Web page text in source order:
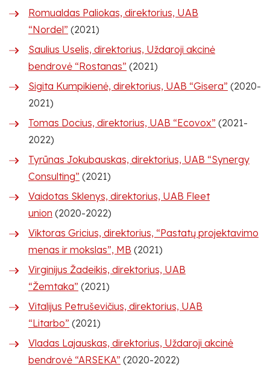
Romualdas Paliokas, direktorius, UAB
“Nordel” (2021)
Saulius Uselis, direktorius, Uždaroji akcinė
bendrovė “Rostanas” (2021)
Sigita Kumpikienė, direktorius, UAB “Gisera” (2020-
2021)
Tomas Docius, direktorius, UAB “Ecovox” (2021-
2022)
Tyrūnas Jokubauskas, direktorius, UAB “Synergy
Consulting” (2021)
Vaidotas Sklenys, direktorius, UAB Fleet
union (2020-2022)
Viktoras Gricius, direktorius, “Pastatų projektavimo
menas ir mokslas”, MB (2021)
Virginijus Žadeikis, direktorius, UAB
“Žemtaka” (2021)
Vitalijus Petruševičius, direktorius, UAB
“Litarbo” (2021)
Vladas Lajauskas, direktorius, Uždaroji akcinė
bendrovė “ARSEKA” (2020-2022)